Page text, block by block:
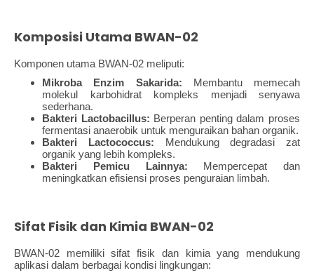
Komposisi Utama BWAN-02
Komponen utama BWAN-02 meliputi:
Mikroba Enzim Sakarida: Membantu memecah
molekul karbohidrat kompleks menjadi senyawa
sederhana.
Bakteri Lactobacillus: Berperan penting dalam proses
fermentasi anaerobik untuk menguraikan bahan organik.
Bakteri Lactococcus: Mendukung degradasi zat
organik yang lebih kompleks.
Bakteri Pemicu Lainnya: Mempercepat dan
meningkatkan efisiensi proses penguraian limbah.
Sifat Fisik dan Kimia BWAN-02
BWAN-02 memiliki sifat fisik dan kimia yang mendukung
aplikasi dalam berbagai kondisi lingkungan: